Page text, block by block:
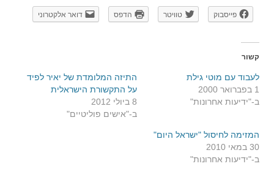
פייסבוק טוויטר הדפס דואר אלקטרוני
קשור
לעבוד עם מוטי גילת
1 בפברואר 2000
ב-"ידיעות אחרונות"
התיזה המלומדת של יאיר לפיד
על התקשורת הישראלית
8 ביולי 2012
ב-"אישים פוליטיים"
המזימה לחיסול "ישראל היום"
30 במאי 2010
ב-"ידיעות אחרונות"